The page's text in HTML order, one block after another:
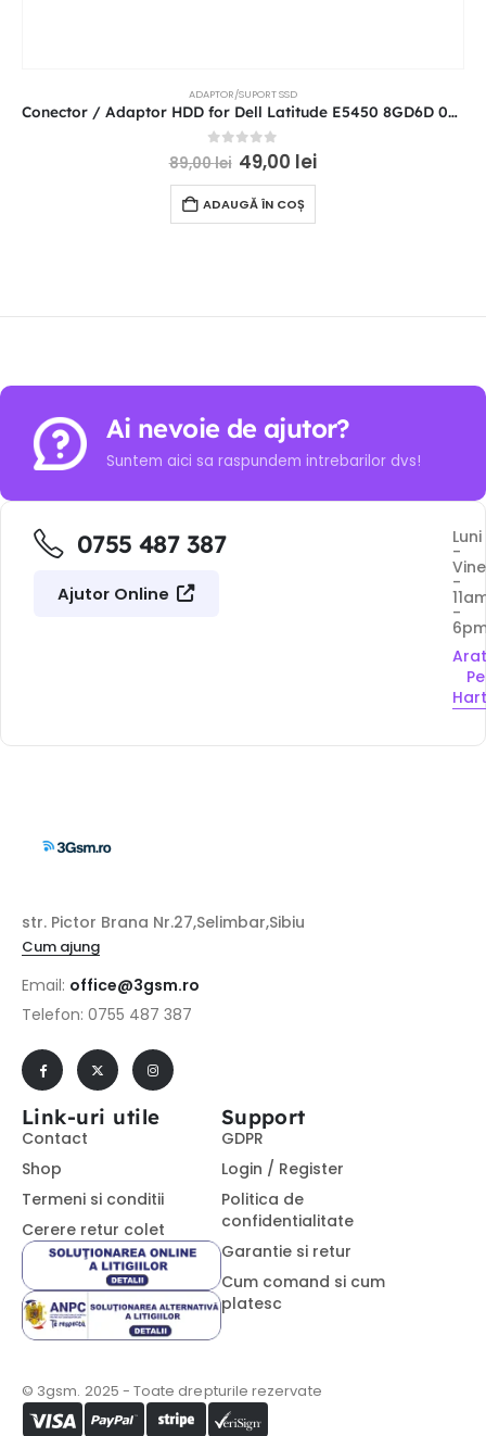
ADAPTOR/SUPORT SSD
Conector / Adaptor HDD for Dell Latitude E5450 8GD6D 08GD6D ZAM70
0out of 5
89,00lei 49,00 lei
ADAUGĂ ÎN COȘ
Ai nevoie de ajutor?
Suntem aici sa raspundem intrebarilor dvs!
0755 487 387
Ajutor Online
Luni
-
-
-
Pe
str. Pictor Brana Nr.27,Selimbar,Sibiu
Cum ajung
Email: office@3gsm.ro
Telefon: 0755 487 387
Link-uri utile
Contact
Shop
Termeni si conditii
Cerere retur colet
Support
GDPR
Login / Register
Politica de
confidentialitate
Garantie si retur
Cum comand si cum
platesc
© 3gsm. 2025 - Toate drepturile rezervate